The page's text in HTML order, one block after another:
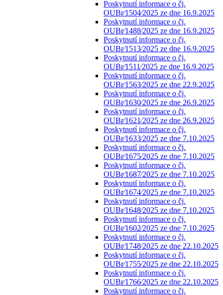
Poskytnutí informace o čj.
OUBr⁄1504⁄2025 ze dne 16.9.2025
Poskytnutí informace o čj.
OUBr⁄1488⁄2025 ze dne 16.9.2025
Poskytnutí informace o čj.
OUBr⁄1513⁄2025 ze dne 16.9.2025
Poskytnutí informace o čj.
OUBr⁄1511⁄2025 ze dne 16.9.2025
Poskytnutí informace o čj.
OUBr⁄1563⁄2025 ze dne 22.9.2025
Poskytnutí informace o čj.
OUBr⁄1630⁄2025 ze dne 26.9.2025
Poskytnutí informace o čj.
OUBr⁄1621⁄2025 ze dne 26.9.2025
Poskytnutí informace o čj.
OUBr⁄1633⁄2025 ze dne 7.10.2025
Poskytnutí informace o čj.
OUBr⁄1675⁄2025 ze dne 7.10.2025
Poskytnutí informace o čj.
OUBr⁄1687⁄2025 ze dne 7.10.2025
Poskytnutí informace o čj.
OUBr⁄1674⁄2025 ze dne 7.10.2025
Poskytnutí informace o čj.
OUBr⁄1648⁄2025 ze dne 7.10.2025
Poskytnutí informace o čj.
OUBr⁄1602⁄2025 ze dne 7.10.2025
Poskytnutí informace o čj.
OUBr⁄1748⁄2025 ze dne 22.10.2025
Poskytnutí informace o čj.
OUBr⁄1755⁄2025 ze dne 22.10.2025
Poskytnutí informace o čj.
OUBr⁄1766⁄2025 ze dne 22.10.2025
Poskytnutí informace o čj.